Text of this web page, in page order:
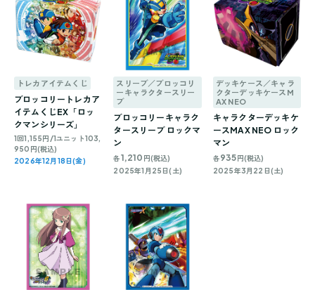
トレカアイテムくじ
ブロッコリートレカア
イテムくじEX「ロッ
クマンシリーズ」
1回1,155円/1ユニット103,
950円(税込)
2026年12月18日(金)
スリーブ／ブロッコリ
ーキャラクタースリー
ブ
ブロッコリーキャラク
タースリーブ ロックマ
ン
各1,210 円(税込)
2025年1月25日(土)
デッキケース／キャラ
クターデッキケースM
AX NEO
キャラクターデッキケ
ースMAX NEO ロック
マン
各935円(税込)
2025年3月22日(土)